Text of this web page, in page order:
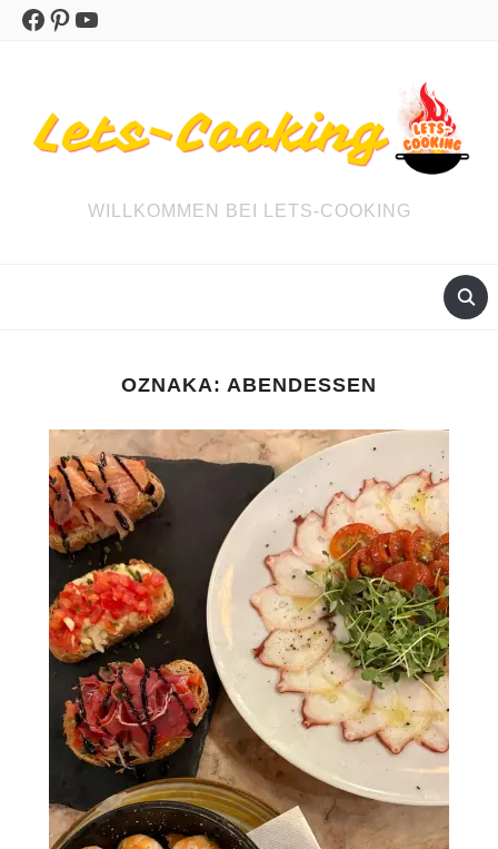
Facebook
Pinterest
YouTube
WILLKOMMEN BEI LETS-COOKING
OZNAKA: ABENDESSEN